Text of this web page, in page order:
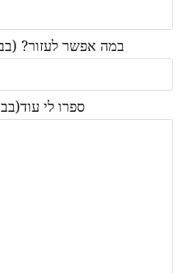
במה אפשר לעזור?
ספרו לי